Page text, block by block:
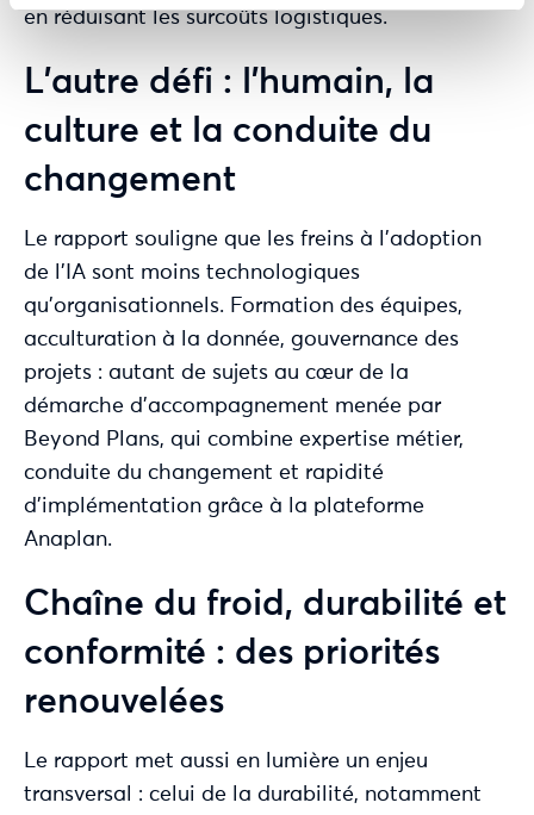
en réduisant les surcoûts logistiques.
L’autre défi : l’humain, la
culture et la conduite du
changement
Le rapport souligne que les freins à l’adoption
de l’IA sont moins technologiques
qu’organisationnels. Formation des équipes,
acculturation à la donnée, gouvernance des
projets : autant de sujets au cœur de la
démarche d’accompagnement menée par
Beyond Plans, qui combine expertise métier,
conduite du changement et rapidité
d’implémentation grâce à la plateforme
Anaplan.
Chaîne du froid, durabilité et
conformité : des priorités
renouvelées
Le rapport met aussi en lumière un enjeu
transversal : celui de la durabilité, notamment